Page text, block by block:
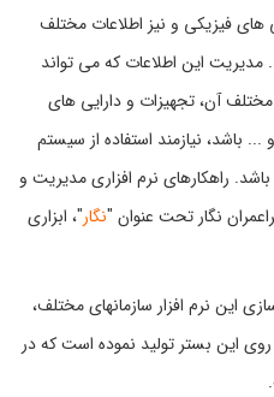
های فیزیکی و نیز اطلاعات مختلف
مدیریت این اطلاعات که می تواند
آن، تجهیزات و دارایی های
باشد، نیازمند استفاده از سیستم
راهکارهای نرم افزاری مدیریت و
نگار تحت عنوان "نگار"، ابزاری
این نرم افزار سازمانهای مختلف،
روی این بستر تولید نموده است که در